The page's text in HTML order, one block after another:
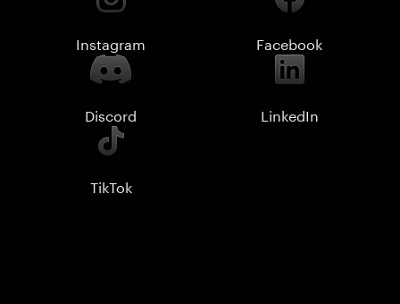
Instagram Facebook
Discord LinkedIn
TikTok